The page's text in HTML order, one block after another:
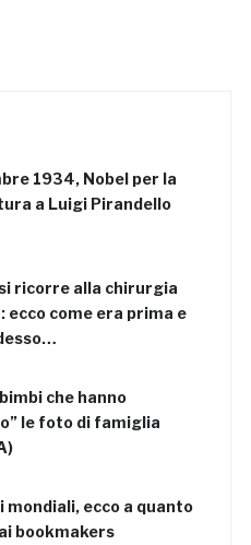
1934, Nobel per la
a Luigi Pirandello
ricorre alla chirurgia
ecco come era prima e
che hanno
le foto di famiglia
mondiali, ecco a quanto
bookmakers